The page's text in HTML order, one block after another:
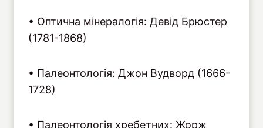
• Оптична мінералогія: Девід Брюстер
(1781-1868)
• Палеонтологія: Джон Вудворд (1666-
1728)
• Палеонтологія хребетних: Жорж